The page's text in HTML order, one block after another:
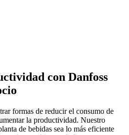
con Danfoss
formas de reducir el consumo de
la productividad. Nuestro
de bebidas sea lo más eficiente